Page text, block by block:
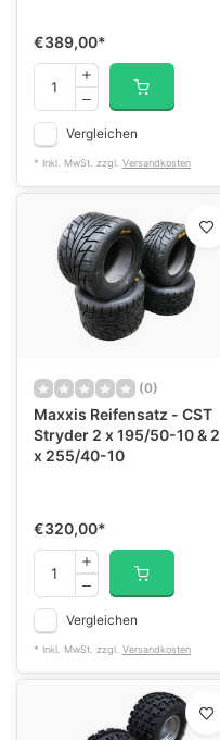
€389,00*
Vergleichen
* Inkl. MwSt. zzgl. Versandkosten
(0)
Maxxis Reifensatz - CST
Stryder 2 x 195/50-10 & 2
x 255/40-10
€320,00*
Vergleichen
* Inkl. MwSt. zzgl. Versandkosten